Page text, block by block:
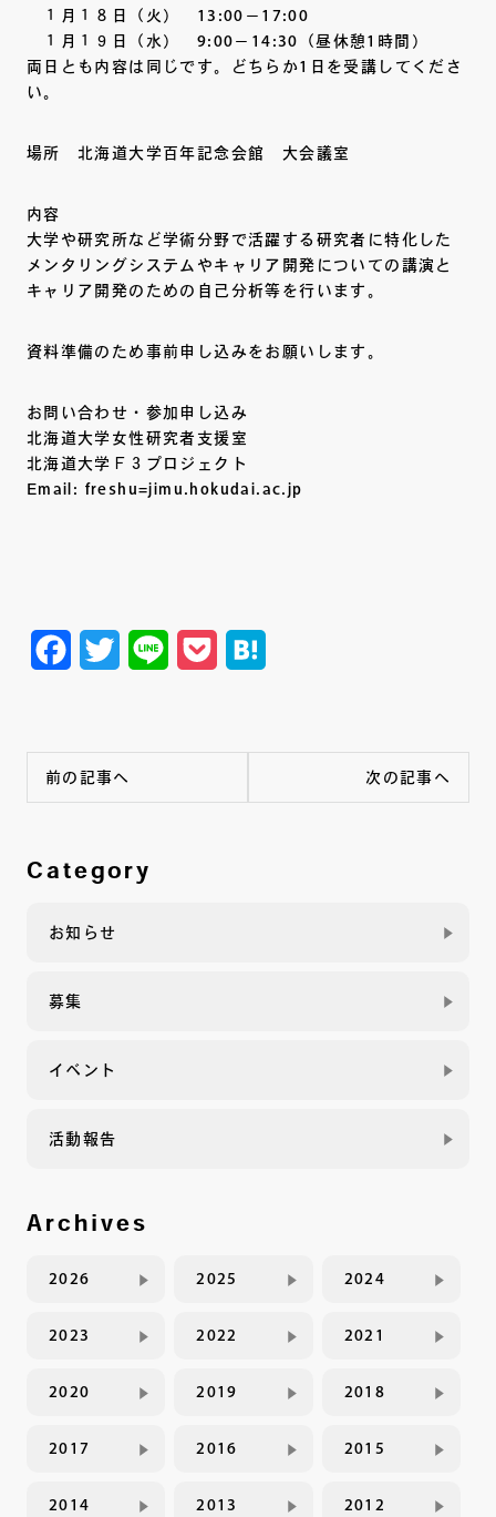
１月１８日（火） 13:00－17:00
１月１９日（水） 9:00－14:30（昼休憩1時間）
両日とも内容は同じです。どちらか1日を受講してくださ
い。
場所 北海道大学百年記念会館 大会議室
内容
大学や研究所など学術分野で活躍する研究者に特化した
メンタリングシステムやキャリア開発についての講演と
キャリア開発のための自己分析等を行います。
資料準備のため事前申し込みをお願いします。
お問い合わせ・参加申し込み
北海道大学女性研究者支援室
北海道大学Ｆ３プロジェクト
Email: freshu=jimu.hokudai.ac.jp
Facebook
TwitterLine Pocket
前の記事へ 次の記事へ
Category
お知らせ
募集
イベント
活動報告
Archives
2026 2025 2024
2023 2022 2021
2020 2019 2018
2017 2016 2015
2014 2013 2012